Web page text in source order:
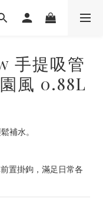
手提吸管
風 0.88L
補水。
置掛鉤，滿足日常各